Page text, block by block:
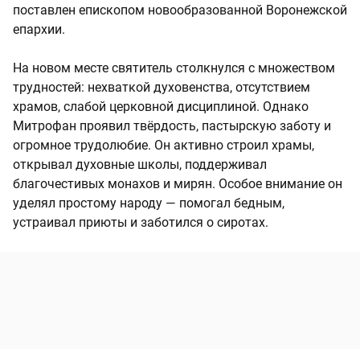
поставлен епископом новообразованной Воронежской
епархии.
На новом месте святитель столкнулся с множеством
трудностей: нехваткой духовенства, отсутствием
храмов, слабой церковной дисциплиной. Однако
Митрофан проявил твёрдость, пастырскую заботу и
огромное трудолюбие. Он активно строил храмы,
открывал духовные школы, поддерживал
благочестивых монахов и мирян. Особое внимание он
уделял простому народу — помогал бедным,
устраивал приюты и заботился о сиротах.